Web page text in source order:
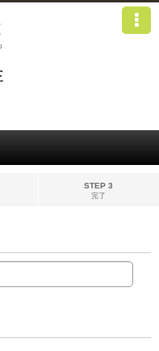
STEP 3
完了